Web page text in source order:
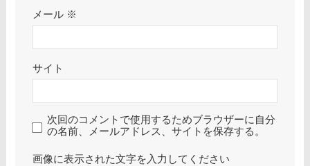
メール ※
サイト
次回のコメントで使用するためブラウザーに自分
の名前、メールアドレス、サイトを保存する。
画像に表示された文字を入力してください